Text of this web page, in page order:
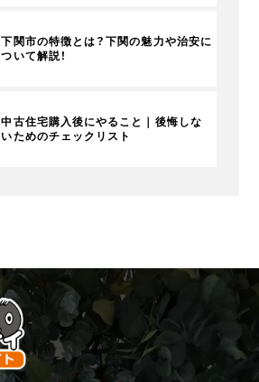
下関市の特徴とは？下関の魅力や治安に
ついて解説！
中古住宅購入後にやること｜後悔しな
いためのチェックリスト